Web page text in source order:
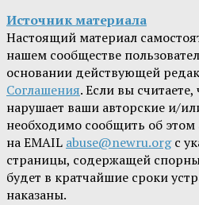
Источник материала
Настоящий материал
нашем сообществе
основании действующей
Соглашения. Если вы
нарушает ваши авторские и/
необходимо сообщить об
на EMAIL abuse@newru.orgс
страницы, содержащей
будет в кратчайшие сроки
наказаны.